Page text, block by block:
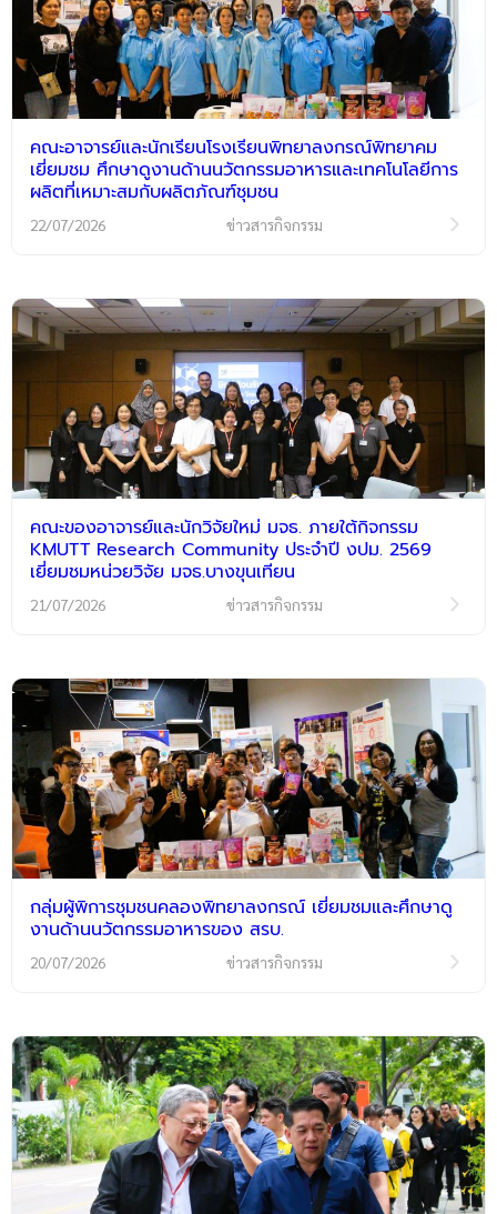
คณะอาจารย์และนักเรียนโรงเรียนพิทยาลงกรณ์พิทยาคม
เยี่ยมชม ศึกษาดูงานด้านนวัตกรรมอาหารและเทคโนโลยีการ
ผลิตที่เหมาะสมกับผลิตภัณฑ์ชุมชน
22/07/2026 ข่าวสารกิจกรรม
คณะของอาจารย์และนักวิจัยใหม่ มจธ. ภายใต้กิจกรรม
KMUTT Research Community ประจำปี งปม. 2569
เยี่ยมชมหน่วยวิจัย มจธ.บางขุนเทียน
21/07/2026 ข่าวสารกิจกรรม
กลุ่มผู้พิการชุมชนคลองพิทยาลงกรณ์ เยี่ยมชมและศึกษาดู
งานด้านนวัตกรรมอาหารของ สรบ.
20/07/2026 ข่าวสารกิจกรรม